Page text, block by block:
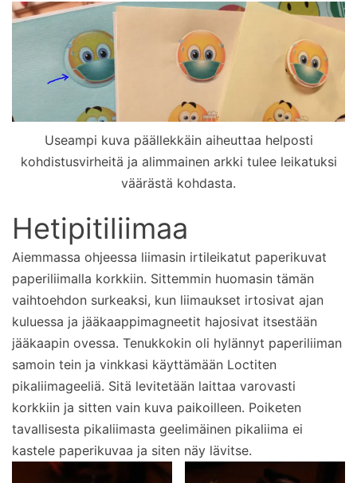
Useampi kuva päällekkäin aiheuttaa helposti
kohdistusvirheitä ja alimmainen arkki tulee leikatuksi
väärästä kohdasta.
Hetipitiliimaa
Aiemmassa ohjeessa liimasin irtileikatut paperikuvat
paperiliimalla korkkiin. Sittemmin huomasin tämän
vaihtoehdon surkeaksi, kun liimaukset irtosivat ajan
kuluessa ja jääkaappimagneetit hajosivat itsestään
jääkaapin ovessa. Tenukkokin oli hylännyt paperiliiman
samoin tein ja vinkkasi käyttämään Loctiten
pikaliimageeliä. Sitä levitetään laittaa varovasti
korkkiin ja sitten vain kuva paikoilleen. Poiketen
tavallisesta pikaliimasta geelimäinen pikaliima ei
kastele paperikuvaa ja siten näy lävitse.